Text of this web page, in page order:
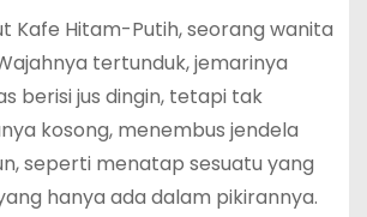
Kafe Hitam-Putih, seorang wanita
tertunduk, jemarinya
berisi jus dingin, tetapi tak
kosong, menembus jendela
seperti menatap sesuatu yang
hanya ada dalam pikirannya.